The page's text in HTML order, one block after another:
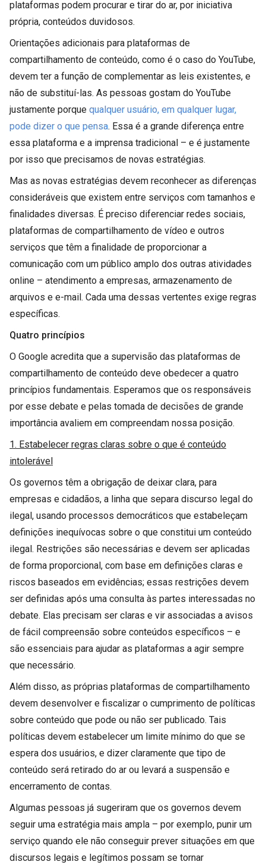
plataformas podem procurar e tirar do ar, por iniciativa
própria, conteúdos duvidosos.
Orientações adicionais para plataformas de
compartilhamento de conteúdo, como é o caso do YouTube,
devem ter a função de complementar as leis existentes, e
não de substituí-las. As pessoas gostam do YouTube
justamente porque qualquer usuário, em qualquer lugar,
pode dizer o que pensa. Essa é a grande diferença entre
essa plataforma e a imprensa tradicional – e é justamente
por isso que precisamos de novas estratégias.
Mas as novas estratégias devem reconhecer as diferenças
consideráveis que existem entre serviços com tamanhos e
finalidades diversas. É preciso diferenciar redes sociais,
plataformas de compartilhamento de vídeo e outros
serviços que têm a finalidade de proporcionar a
comunicação com um público amplo dos outras atividades
online – atendimento a empresas, armazenamento de
arquivos e e-mail. Cada uma dessas vertentes exige regras
específicas.
Quatro princípios
O Google acredita que a supervisão das plataformas de
compartilhamento de conteúdo deve obedecer a quatro
princípios fundamentais. Esperamos que os responsáveis
por esse debate e pelas tomada de decisões de grande
importância avaliem em compreendam nossa posição.
1. Estabelecer regras claras sobre o que é conteúdo
intolerável
Os governos têm a obrigação de deixar clara, para
empresas e cidadãos, a linha que separa discurso legal do
ilegal, usando processos democráticos que estabeleçam
definições inequívocas sobre o que constitui um conteúdo
ilegal. Restrições são necessárias e devem ser aplicadas
de forma proporcional, com base em definições claras e
riscos baseados em evidências; essas restrições devem
ser definidas após uma consulta às partes interessadas no
debate. Elas precisam ser claras e vir associadas a avisos
de fácil compreensão sobre conteúdos específicos – e
são essenciais para ajudar as plataformas a agir sempre
que necessário.
Além disso, as próprias plataformas de compartilhamento
devem desenvolver e fiscalizar o cumprimento de políticas
sobre conteúdo que pode ou não ser publicado. Tais
políticas devem estabelecer um limite mínimo do que se
espera dos usuários, e dizer claramente que tipo de
conteúdo será retirado do ar ou levará a suspensão e
encerramento de contas.
Algumas pessoas já sugeriram que os governos devem
seguir uma estratégia mais ampla – por exemplo, punir um
serviço quando ele não conseguir prever situações em que
discursos legais e legítimos possam se tornar